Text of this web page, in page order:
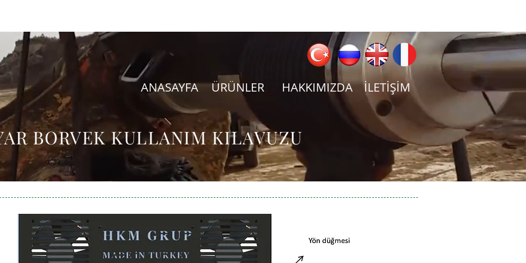
ANASAYFA ÜRÜNLER HAKKIMIZDA İLETİŞİM
BORVEK KULLANIM KILAVUZU